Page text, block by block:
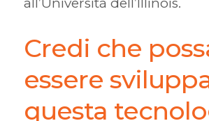
all’Università dell’Illinois.
Credi che
essere
questa